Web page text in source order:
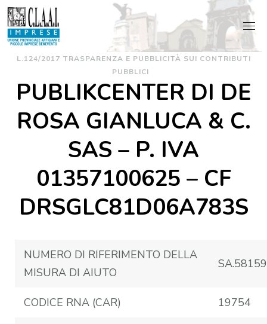
Skip
to
content
L.124/2017 TRASPARENZA E PUBBLICITÀ SUI CONTRIBUTI
PUBBLICI
PUBLIKCENTER DI DE
ROSA GIANLUCA & C.
SAS – P. IVA
01357100625 – CF
DRSGLC81D06A783S
NUMERO DI RIFERIMENTO DELLA
MISURA DI AIUTO
SA.58159
CODICE RNA (CAR) 19754